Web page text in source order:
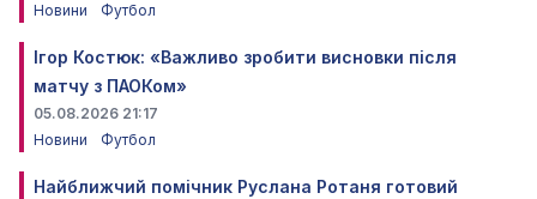
Новини
Футбол
Ігор Костюк: «Важливо зробити висновки після
матчу з ПАОКом»
05.08.2026 21:17
Новини
Футбол
Найближчий помічник Руслана Ротаня готовий